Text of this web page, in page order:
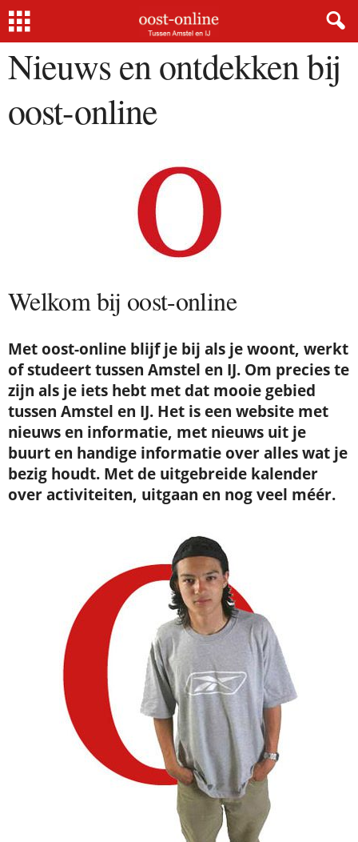
Home Nieuws en ontdekken bij oost-online
Nieuws en ontdekken bij
oost-online
Welkom bij oost-online
Met oost-online blijf je bij als je woont, werkt
of studeert tussen Amstel en IJ. Om precies te
zijn als je iets hebt met dat mooie gebied
tussen Amstel en IJ. Het is een website met
nieuws en informatie, met nieuws uit je
buurt en handige informatie over alles wat je
bezig houdt. Met de uitgebreide kalender
over activiteiten, uitgaan en nog veel méér.